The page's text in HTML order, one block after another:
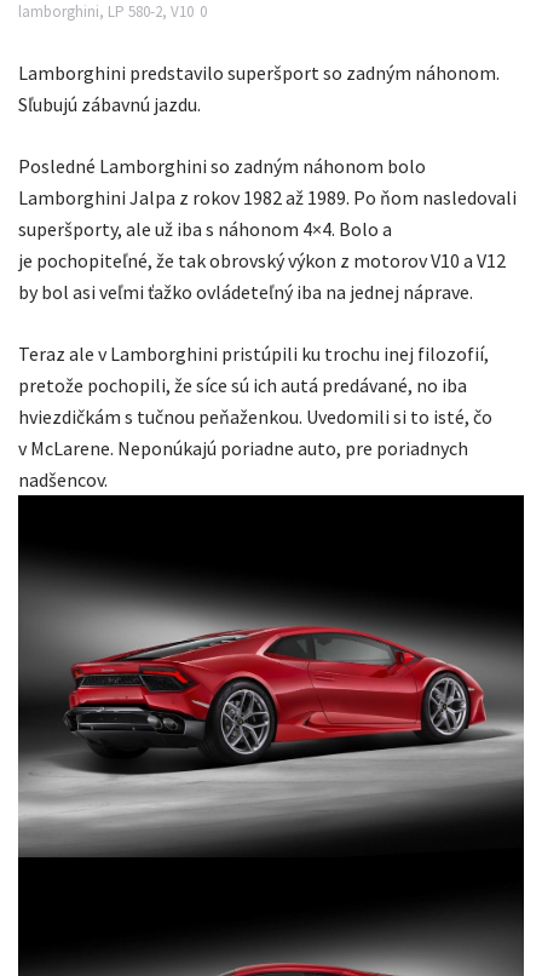
lamborghini, LP 580-2, V10 0
Lamborghini predstavilo superšport so zadným náhonom.
Sľubujú zábavnú jazdu.
Posledné Lamborghini so zadným náhonom bolo
Lamborghini Jalpa z rokov 1982 až 1989. Po ňom nasledovali
superšporty, ale už iba s náhonom 4×4. Bolo a
je pochopiteľné, že tak obrovský výkon z motorov V10 a V12
by bol asi veľmi ťažko ovládeteľný iba na jednej náprave.
Teraz ale v Lamborghini pristúpili ku trochu inej filozofií,
pretože pochopili, že síce sú ich autá predávané, no iba
hviezdičkám s tučnou peňaženkou. Uvedomili si to isté, čo
v McLarene. Neponúkajú poriadne auto, pre poriadnych
nadšencov.